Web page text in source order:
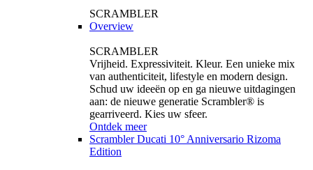
SCRAMBLER
Overview
SCRAMBLER
Vrijheid. Expressiviteit. Kleur. Een unieke mix
van authenticiteit, lifestyle en modern design.
Schud uw ideeën op en ga nieuwe uitdagingen
aan: de nieuwe generatie Scrambler® is
gearriveerd. Kies uw sfeer.
Ontdek meer
Scrambler Ducati 10° Anniversario Rizoma
Edition